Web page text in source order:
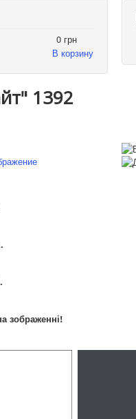
0 грн
В корзину
1392
зображенні!